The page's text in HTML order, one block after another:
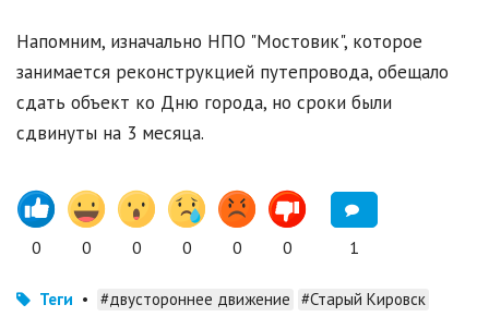
Напомним, изначально НПО "Мостовик", которое
занимается реконструкцией путепровода, обещало
сдать объект ко Дню города, но сроки были
сдвинуты на 3 месяца.
0 0 0 0 0 0 1
Теги • #двустороннее движение #Старый Кировск